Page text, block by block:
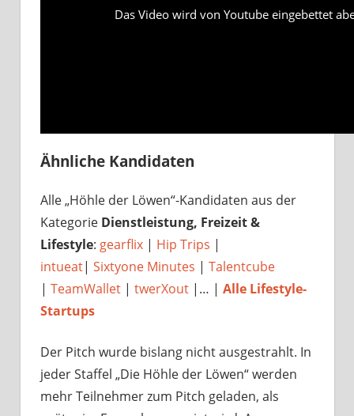
Das Video wird von Youtube eingebettet
Ähnliche Kandidaten
Alle „Höhle der Löwen“-Kandidaten aus der
Kategorie Dienstleistung, Freizeit &
Lifestyle: gearflix | Hip Trips |
intueat| Sixtyone Minutes | Talentcube
| TeamWallet | twerXout |… | Alle Lifestyle-
Startups
Der Pitch wurde bislang nicht ausgestrahlt. In
jeder Staffel „Die Höhle der Löwen“ werden
mehr Teilnehmer zum Pitch geladen, als